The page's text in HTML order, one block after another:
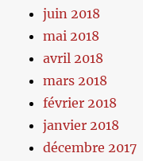
juin 2018
mai 2018
avril 2018
mars 2018
février 2018
janvier 2018
décembre 2017